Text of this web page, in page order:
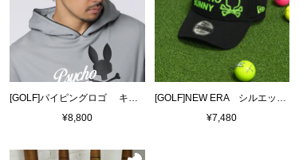
[GOLF]パイピングロゴ キャップ
¥8,800
[GOLF]NEW ERA シルエットバニーキャップ
¥7,480